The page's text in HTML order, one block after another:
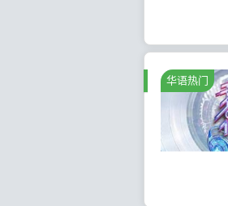
华语热门